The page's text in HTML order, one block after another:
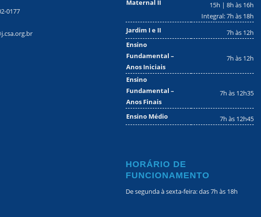
0177
Maternal II
15h | 8h às 16h
Integral: 7h às 18h
Jardim I e II
7h às 12h
Ensino
Fundamental –
Anos Iniciais
7h às 12h
Ensino
Fundamental –
Anos Finais
7h às 12h35
Ensino Médio 7h às 12h45
HORÁRIO DE
FUNCIONAMENTO
De segunda à sexta-feira: das 7h às 18h